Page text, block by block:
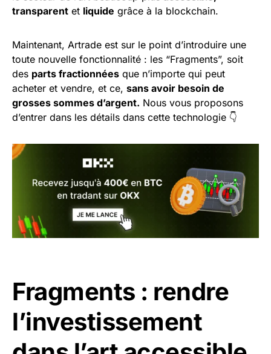
transparent et liquide grâce à la blockchain.
Maintenant, Artrade est sur le point d’introduire une
toute nouvelle fonctionnalité : les “Fragments”, soit
des parts fractionnées que n’importe qui peut
acheter et vendre, et ce, sans avoir besoin de
grosses sommes d’argent. Nous vous proposons
d’entrer dans les détails dans cette technologie 👇
Fragments : rendre
l’investissement